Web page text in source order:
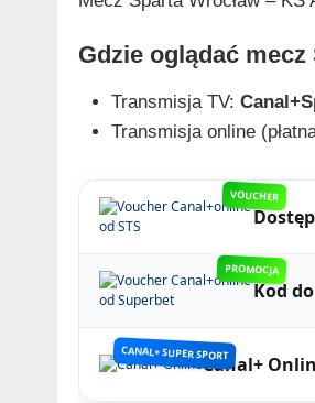
Gdzie oglądać mecz
Transmisja TV:
Transmisja online
VOUCHER
PROMOCJA
Kod
CANAL+ SUPER SPORTCanal+